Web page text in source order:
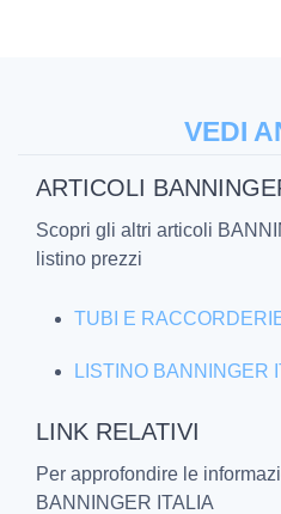
VEDI
ARTICOLI
Scopri gli altri articoli
listino prezzi
TUBI E
LISTINO BANNINGER
LINK RELATIVI
Per approfondire le
BANNINGER ITALIA